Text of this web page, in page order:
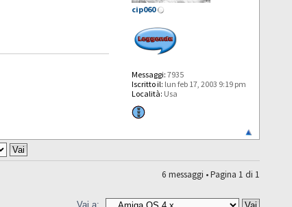
cip060
Messaggi: 7935
Iscritto il: lun feb 17, 2003 9:19 pm
Località: Usa
6 messaggi • Pagina 1 di 1
Vai a: